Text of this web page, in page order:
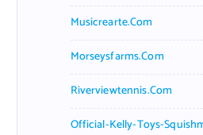
Musicrearte.com
Morseysfarms.com
Riverviewtennis.com
Official-Kelly-Toys-